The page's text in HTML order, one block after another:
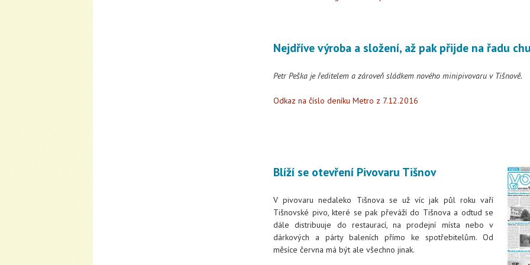
Nejdříve výroba a složení, až pak přijde na řadu
Petr Peška je ředitelem a zároveň sládkem nového minipivovaru v Tišnově.
Odkaz na číslo deníku Metro z 7.12.2016
Blíží se otevření Pivovaru Tišnov
V pivovaru nedaleko Tišnova se už víc jak půl roku vaří
Tišnovské pivo, které se pak převáží do Tišnova a odtud se
dále distribuuje do restaurací, na prodejní místa nebo v
dárkových a párty baleních přímo ke spotřebitelům. Od
měsíce června má být ale všechno jinak.